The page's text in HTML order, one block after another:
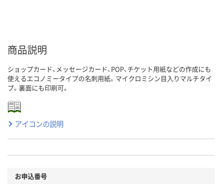
商品説明
ショップカード、メッセージカード、POP、チケット用紙などの作成にも
使えるエコノミータイプの名刺用紙。マイクロミシン目入りマルチタイ
プ。裏面にも印刷可。
アイコンの説明
お申込番号